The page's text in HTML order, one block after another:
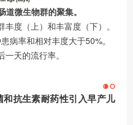
微生物群的聚集。
度（上）和丰富度（下）。
病率和相对丰度大于50%。
天的流行率。
抗生素耐药性引入早产儿